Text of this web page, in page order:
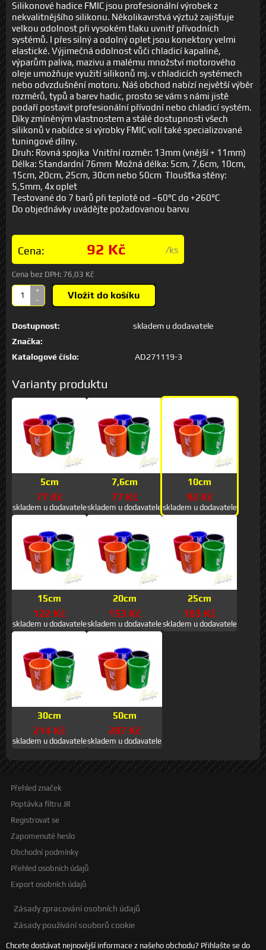
Silikonové hadice FMIC jsou profesionální výrobek z
nekvalitnějšího silikonu. Několikavrstvá výztuž zajišťuje
velkou odolnost při vysokém tlaku uvnitř přívodních
systémů. I přes silný a odolný oplet jsou konektory velmi
elastické. Výjimečná odolnost vůči chladicí kapalině,
výparům paliva, mazivu a malému množství motorového
oleje umožňuje využití silikonů mj. v chladicích systémech
nebo odvzdušnění motoru. Náš obchod nabízí největší výběr
rozměrů, typů a barev hadic, prosto se vám s námi jistě
podaří postavit profesionální přívodní nebo chladicí systém.
Díky zmíněným vlastnostem a stálé dostupnosti všech
silikonů v nabídce si výrobky FMIC volí také specializované
tuningové dílny.
Druh: Rovná spojka Vnitřní rozměr: 13mm (vnější + 11mm)
Délka: Standardní 76mm Možná délka: 5cm, 7,6cm, 10cm,
15cm, 20cm, 25cm, 30cm nebo 50cm Tloušťka stěny:
5,5mm, 4x oplet
Testované do 7 barů při teplotě od –60°C do +260°C
Do objednávky uvádějte požadovanou barvu
Cena: 92 Kč /ks
Cena bez DPH: 76,03 Kč
+
-
Vložit do košíku
Dostupnost:
skladem u dodavatele
Značka:
Katalogové číslo:
AD271119-3
Varianty produktu
5cm
77 Kč
skladem u dodavatele
7,6cm
77 Kč
skladem u dodavatele
10cm
92 Kč
skladem u dodavatele
15cm
122 Kč
skladem u dodavatele
20cm
153 Kč
skladem u dodavatele
25cm
183 Kč
skladem u dodavatele
30cm
214 Kč
skladem u dodavatele
50cm
287 Kč
skladem u dodavatele
Přehled značek
Poptávka filtru JR
Registrovat se
Zapomenuté heslo
Obchodní podmínky
Přehled osobních údajů
Export osobních údajů
Zásady zpracování osobních údajů
Zásady používání souborů cookie
Chcete dostávat nejnovější informace z našeho obchodu? Přihlašte se do